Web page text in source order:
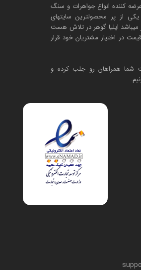
عرضه کننده انواع جواهرات و سنگ
از پر محصولترین سایتهای
ایلیا گوهر در تلاش هست
در اختیار مشتریان خود قرار
شما همراهان رو جلب کرده و